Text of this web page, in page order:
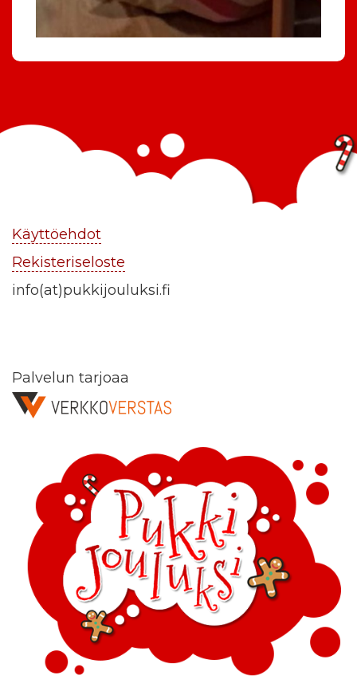
Käyttöehdot
Rekisteriseloste
info(at)pukkijouluksi.fi
Palvelun tarjoaa